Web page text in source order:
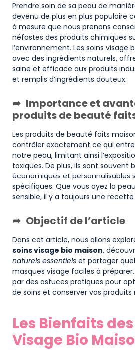
Prendre soin de sa peau de
devenu de plus en plus populaire
à mesure que nous prenons
néfastes des produits chimiques
l’environnement. Les soins visage
avec des ingrédients naturels,
saine et efficace aux produits
et remplis d’ingrédients douteux.
Importance et
produits de beauté
Les produits de beauté faits
contrôler exactement ce qui
notre peau, limitant ainsi
toxiques. De plus, ils sont souvent
économiques et personnalisables
spécifiques. Que vous ayez la
sensible, il y a toujours une
Objectif de l’article
Dans cet article, nous allons
soins visage bio maison,
naturels essentiels et partager
masques visage faciles à
par des astuces pratiques pour
de soins et conserver vos produits
Les Bienfaits
Visage Bio